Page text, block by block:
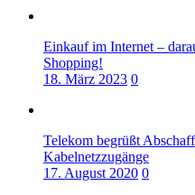
Einkauf im Internet –
Shopping!
18. März 2023 0
Telekom begrüßt
Kabelnetzzugänge
17. August 2020 0